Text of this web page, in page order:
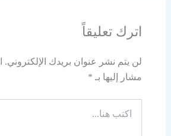
اترك تعليقاً
لن يتم نشر عنوان بريدك الإلكتروني.
مشار إليها بـ *
هنا...